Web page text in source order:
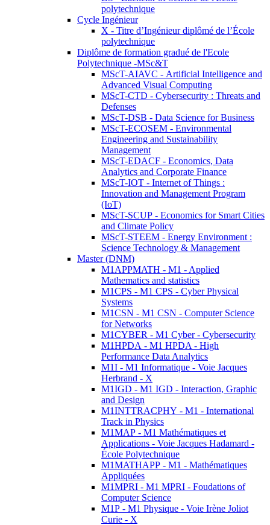
polytechnique
Cycle Ingénieur
X - Titre d’Ingénieur diplômé de l’École
polytechnique
Diplôme de formation gradué de l'Ecole
Polytechnique -MSc&T
MScT-AIAVC - Artificial Intelligence and
Advanced Visual Computing
MScT-CTD - Cybersecurity : Threats and
Defenses
MScT-DSB - Data Science for Business
MScT-ECOSEM - Environmental
Engineering and Sustainability
Management
MScT-EDACF - Economics, Data
Analytics and Corporate Finance
MScT-IOT - Internet of Things :
Innovation and Management Program
(IoT)
MScT-SCUP - Economics for Smart Cities
and Climate Policy
MScT-STEEM - Energy Environment :
Science Technology & Management
Master (DNM)
M1APPMATH - M1 - Applied
Mathematics and statistics
M1CPS - M1 CPS - Cyber Physical
Systems
M1CSN - M1 CSN - Computer Science
for Networks
M1CYBER - M1 Cyber - Cybersecurity
M1HPDA - M1 HPDA - High
Performance Data Analytics
M1I - M1 Informatique - Voie Jacques
Herbrand - X
M1IGD - M1 IGD - Interaction, Graphic
and Design
M1INTTRACPHY - M1 - International
Track in Physics
M1MAP - M1 Mathématiques et
Applications - Voie Jacques Hadamard -
École Polytechnique
M1MATHAPP - M1 - Mathématiques
Appliquées
M1MPRI - M1 MPRI - Foudations of
Computer Science
M1P - M1 Physique - Voie Irène Joliot
Curie - X